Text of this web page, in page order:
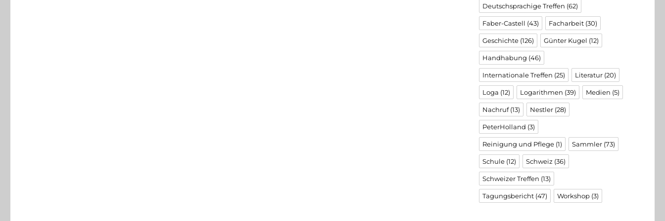
Deutschsprachige Treffen (62)
Faber-Castell (43) Facharbeit(30)
Geschichte(126) Günter Kugel (12)
Handhabung (46)
Internationale Treffen (25) Literatur(20)
Loga (12) Logarithmen (39) Medien (5)
Nachruf(13) Nestler(28)
PeterHolland (3)
Reinigung und Pflege(1) Sammler(73)
Schule(12) Schweiz (36)
Schweizer Treffen (13)
Tagungsbericht(47) Workshop(3)